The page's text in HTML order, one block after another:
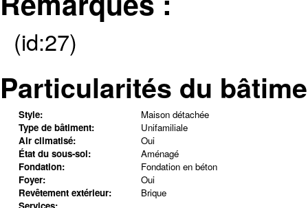
(id:27)
Particularités du
Style:
Maison détachée
Type de bâtiment:
Unifamiliale
Air climatisé:
Oui
État du sous-sol:
Aménagé
Fondation:
Fondation en béton
Foyer:
Oui
Revêtement extérieur:
Brique
Services: